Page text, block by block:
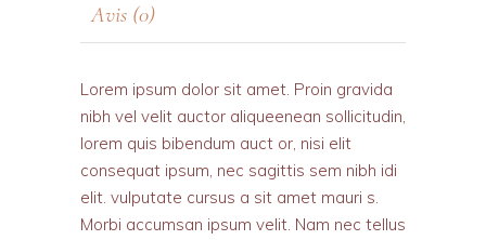
Avis (0)
Lorem ipsum dolor sit amet. Proin gravida
nibh vel velit auctor aliqueenean sollicitudin,
lorem quis bibendum auct or, nisi elit
consequat ipsum, nec sagittis sem nibh idi
elit. vulputate cursus a sit amet mauri s.
Morbi accumsan ipsum velit. Nam nec tellus